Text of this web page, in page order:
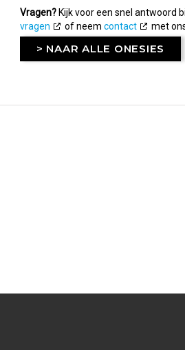
Vragen?Kijk voor een snel antwoord
vragen
of neem contact met
> NAAR ALLE ONESIES